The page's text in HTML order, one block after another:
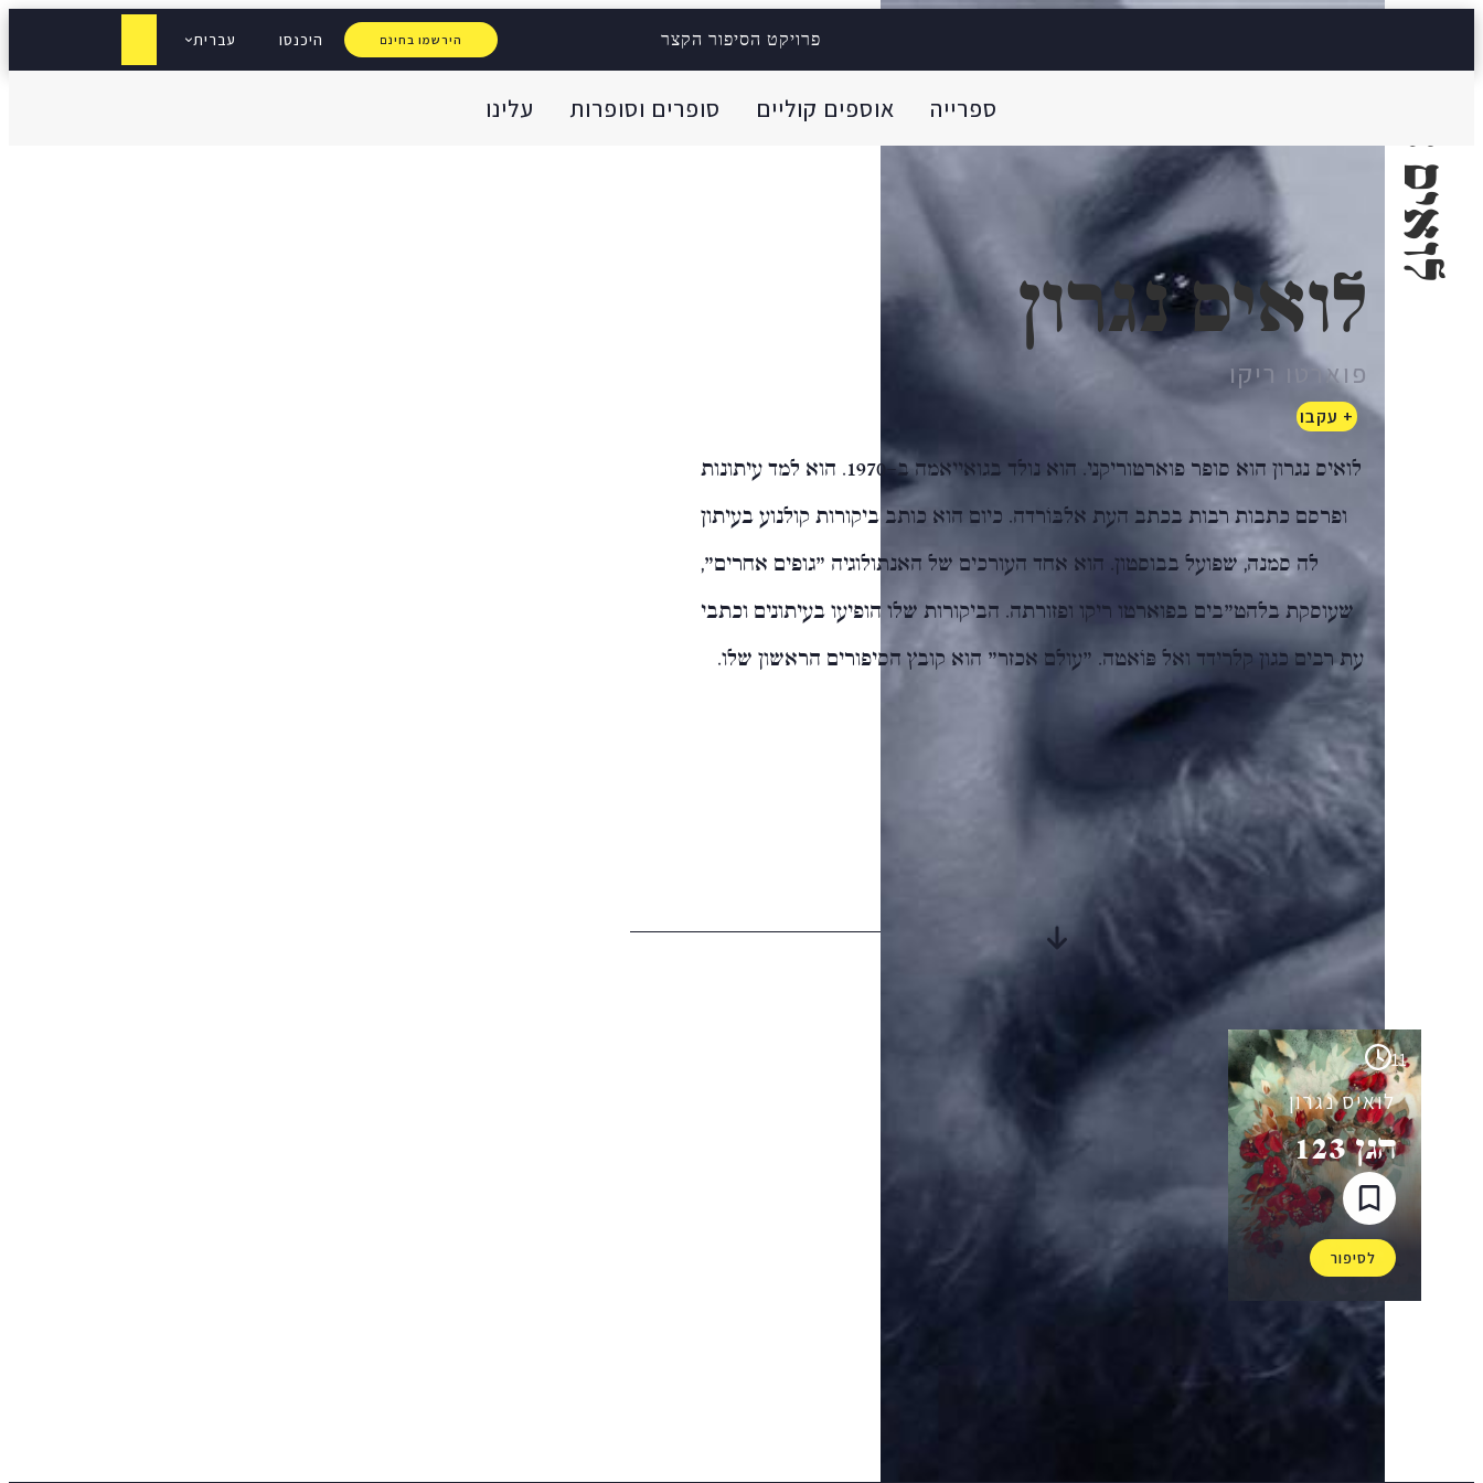
פרויקט הסיפור הקצר הירשמו בחינם היכנסו עברית
ספרייה אוספים קוליים סופרים וסופרות עלינו לואיס נגרון
לואיס נגרון
פוארטו ריקו
+ עקבו
לואיס נגרון הוא סופר פוארטוריקני. הוא נולד בגואייאמה ב-1970. הוא למד עיתונות
ופרסם כתבות רבות בכתב העת אַלְבּוֹרָדַה. כיום הוא כותב ביקורות קולנוע בעיתון
לָה סֶמָנַה, שפועל בבוסטון. הוא אחד העורכים של האנתולוגיה "גופים אחרים",
שעוסקת בלהט"בים בפוארטו ריקו ופזורתה. הביקורות שלו הופיעו בעיתונים וכתבי
עת רבים כגון קְלַרידָד ואֶל פּוֹאֵטַה. "עולם אכזר" הוא קובץ הסיפורים הראשון שלו.
סיפורים מבית-היוצר
11
לואיס נגרון
הגן 123
לסיפור